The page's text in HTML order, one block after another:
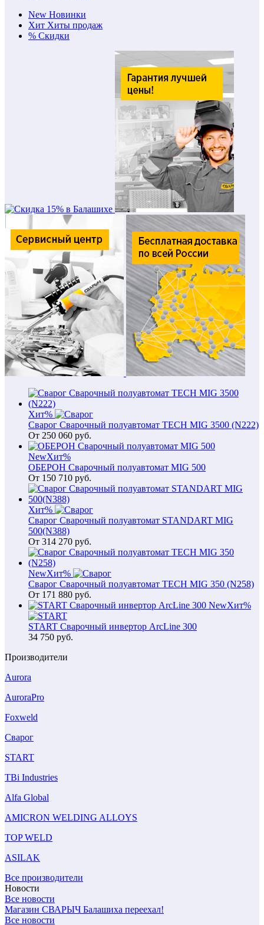
New Новинки
Хит Хиты продаж
% Скидки
Хит%
Сварог Сварочный полуавтомат TECH MIG 3500 (N222)
От 250 060 руб.
NewХит%
ОБЕРОН Сварочный полуавтомат MIG 500
От 150 710 руб.
Хит%
Сварог Сварочный полуавтомат STANDART MIG
500(N388)
От 314 270 руб.
NewХит%
Сварог Сварочный полуавтомат TECH MIG 350 (N258)
От 171 880 руб.
NewХит%
START Сварочный инвертор ArcLine 300
34 750 руб.
Производители
Aurora
AuroraPro
Foxweld
Сварог
START
TBi Industries
Alfa Global
AMICRON WELDING ALLOYS
TOP WELD
ASILAK
Все производители
Новости
Все новости
Магазин СВАРЫЧ Балашиха переехал!
Все новости